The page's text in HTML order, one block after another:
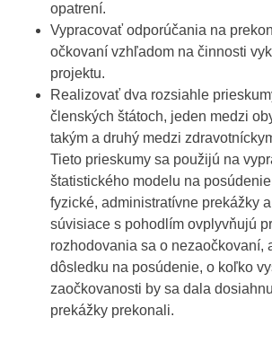
opatrení.
Vypracovať odporúčania na
očkovaní vzhľadom na činnosti
projektu.
Realizovať dva rozsiahle
členských štátoch, jeden medzi
takým a druhý medzi
Tieto prieskumy sa použijú na
štatistického modelu na
fyzické, administratívne prekážky
súvisiace s pohodlím ovplyvňujú
rozhodovania sa o nezaočkovaní,
dôsledku na posúdenie, o koľko
zaočkovanosti by sa dala
prekážky prekonali.